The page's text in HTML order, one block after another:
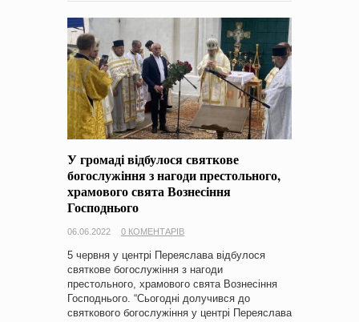
У громаді відбулося святкове
богослужіння з нагоди престольного,
храмового свята Вознесіння
Господнього
06.06.2022 0 КОМЕНТАРІВ
5 червня у центрі Переяслава відбулося
святкове богослужіння з нагоди
престольного, храмового свята Вознесіння
Господнього. “Сьогодні долучився до
святкового богослужіння у центрі Переяслава